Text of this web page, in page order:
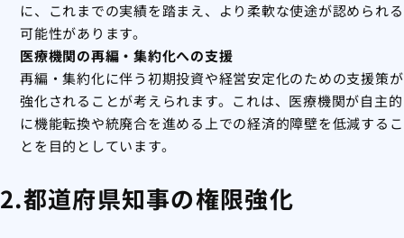
に、これまでの実績を踏まえ、より柔軟な使途が認められる
可能性があります。
医療機関の再編・集約化への支援
再編・集約化に伴う初期投資や経営安定化のための支援策が
強化されることが考えられます。これは、医療機関が自主的
に機能転換や統廃合を進める上での経済的障壁を低減するこ
とを目的としています。
2.都道府県知事の権限強化